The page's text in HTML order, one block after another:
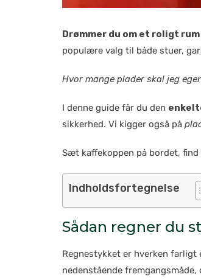
Drømmer du om et roligt
populære valg til både stuer,
Hvor mange plader skal jeg
I denne guide får du den
sikkerhed. Vi kigger også på
Sæt kaffekoppen på bordet,
Indholdsfortegnelse
Sådan regner du
Regnestykket er hverken
nedenstående